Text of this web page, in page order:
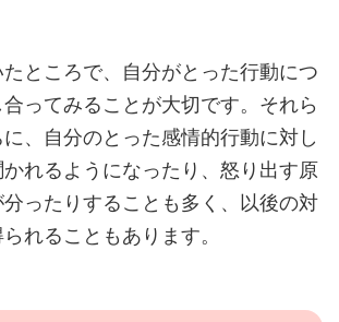
ところで、自分がとった行動につ
ってみることが大切です。それら
、自分のとった感情的行動に対し
れるようになったり、怒り出す原
ったりすることも多く、以後の対
れることもあります。